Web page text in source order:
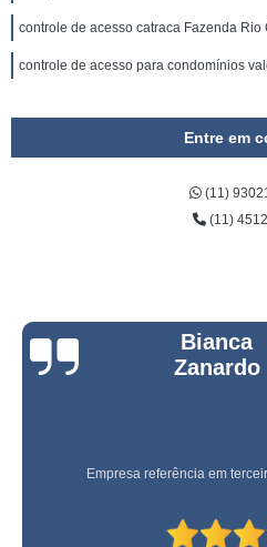
controle de acesso catraca Fazenda Rio
controle de acesso para condomínios
Entre em
(11)
(11)
Bianca
Zanardo
Empresa referência em